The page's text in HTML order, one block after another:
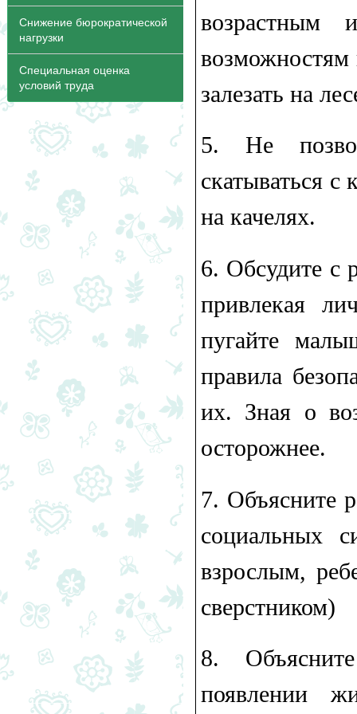
Снижение бюрократической
нагрузки
Специальная оценка
условий труда
возрастным
возможностям
залезать на
5.​ Не
скатываться с
на качелях.
6.​ Обсудите с
привлекая
пугайте
правила
их. Зная о
осторожнее.
7.​ Объясните
социальных
взрослым,
сверстником)
8.​
появлении